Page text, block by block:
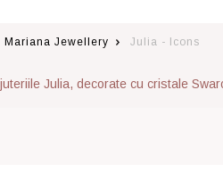
Mariana Jewellery Julia - Icons
Julia, decorate cu cristale